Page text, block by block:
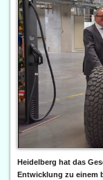
Heidelberg hat das
Entwicklung zu einem